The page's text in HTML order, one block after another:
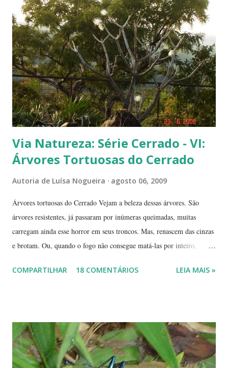
frutinhas possui duas sementes, parecendo uma semente dividida.
Duas frutinhas ao lado de um jambo. Essa foto foi feita ontem,
domingo, após a colheita. ----------------------------
Via Natureza: Série Cerrado - VI:
Árvores Tortuosas do Cerrado
Autoria de Luísa Nogueira agosto 06, 2009
Árvores tortuosas do Cerrado Vejam a beleza dessas árvores. São
árvores resistentes, já passaram por inúmeras queimadas, muitas
carregam ainda esse horror em seus troncos. Mas, renascem das cinzas
e brotam. Ou, quando o fogo não consegue matá-las por inteiro,
novas flores e sempre novas sementes. É a esperança, em cada ano, de
estação seca pode durar até 5 meses. Neste período o índice de
umidade relativa do ar chega, muitas vezes, no meio da tarde, a
índices inferiores a 15%. Por isto tantas queimadas acontecem entre
COMPARTILHAR 18 COMENTÁRIOS LEIA MAIS »